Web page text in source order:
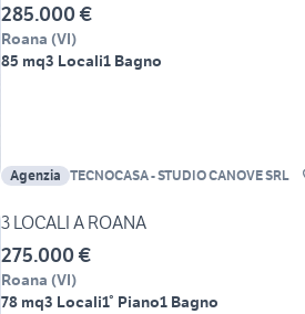
285.000 €
Roana (VI)
85 mq3 Locali1 Bagno
Agenzia TECNOCASA - STUDIO CANOVE SRL
3 LOCALI A ROANA
275.000 €
Roana (VI)
78 mq3 Locali1° Piano1 Bagno